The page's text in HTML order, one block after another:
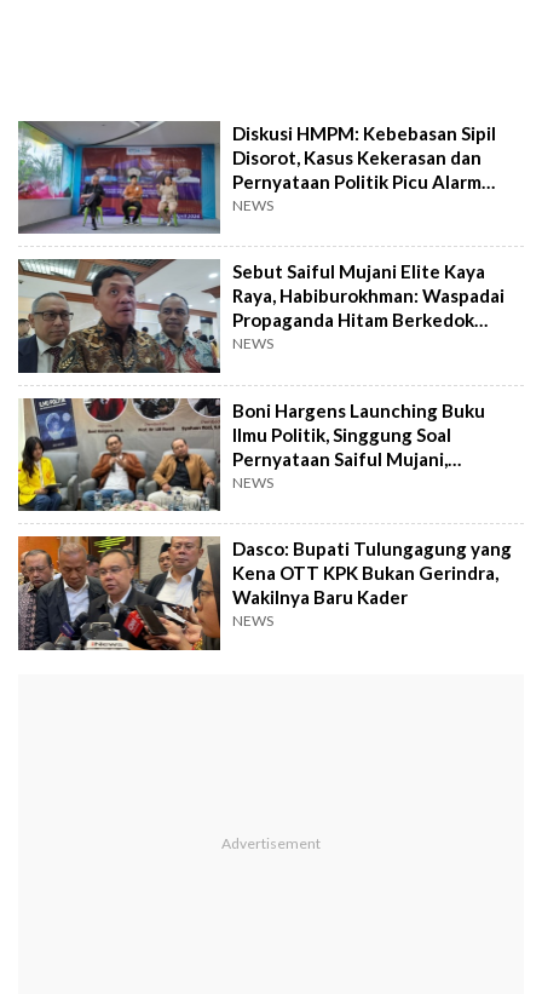
Diskusi HMPM: Kebebasan Sipil
Disorot, Kasus Kekerasan dan
Pernyataan Politik Picu Alarm
Demokrasi
NEWS
Sebut Saiful Mujani Elite Kaya
Raya, Habiburokhman: Waspadai
Propaganda Hitam Berkedok
Kritik
NEWS
Boni Hargens Launching Buku
Ilmu Politik, Singgung Soal
Pernyataan Saiful Mujani,
Termasuk Makar?
NEWS
Dasco: Bupati Tulungagung yang
Kena OTT KPK Bukan Gerindra,
Wakilnya Baru Kader
NEWS